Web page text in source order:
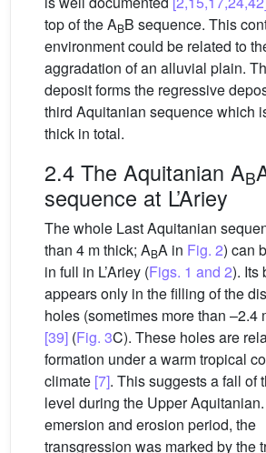
top of the ABB sequence. This
environment could be related to
aggradation of an alluvial plain.
deposit forms the regressive
third Aquitanian sequence which
thick in total.
2.4 The Aquitanian AB
sequence at L’Ariey
The whole Last Aquitanian
than 4 m thick; ABA in Fig. 2) can
in full in L’Ariey (Figs. 1 and 2). Its
appears only in the filling of the
holes (sometimes more than –2.4
[39] (Fig. 3C). These holes are
formation under a warm tropical
climate [7]. This suggests a fall of
level during the Upper
emersion and erosion period, the
transgression was marked by the